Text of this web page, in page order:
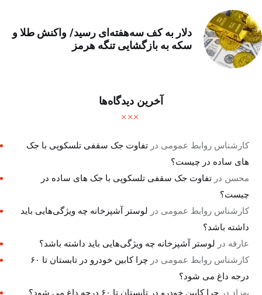
دلار به کف سه‌هفته‌ای رسید/ واکنش طلا و
سکه به بازگشایی تنگه هرمز
آخرین دیدگاه‌ها
کارشناس روابط عمومی درتفاوت جک سقفی تلسکوپی با جک
های ساده در چیست؟
محسن درتفاوت جک سقفی تلسکوپی با جک های ساده در
چیست؟
کارشناس روابط عمومی در لوستر آشپزخانه چه ویژگی‌هایی باید
داشته باشد؟
عارفه در لوستر آشپزخانه چه ویژگی‌هایی باید داشته باشد؟
کارشناس روابط عمومی در
چرا کابین خودرو در تابستان تا ۶۰
درجه داغ می شود؟
بهزاد درچرا کابین خودرو در تابستان تا ۶۰ درجه داغ می شود؟